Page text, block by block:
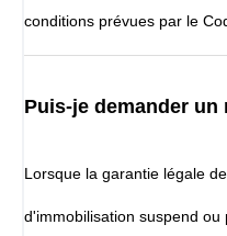
conditions prévues par le
Puis-je demander un
Lorsque la garantie légale
d'immobilisation suspend